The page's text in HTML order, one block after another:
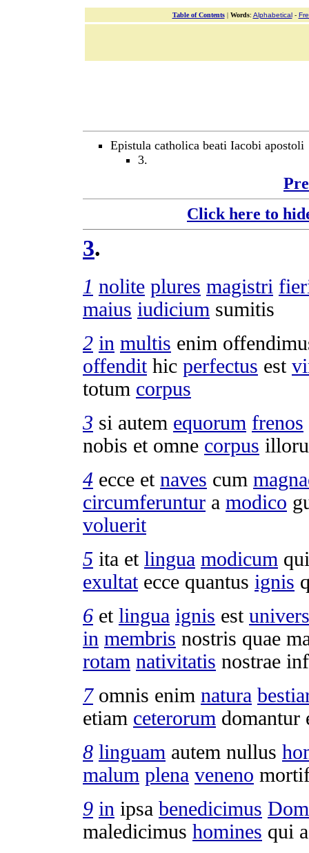
Table of Contents| Words: Alphabetical-
Epistula catholica beati Iacobi apostoli
3.
Click here to
3.
1 nolite plures magistri
maius iudicium sumitis
2 in multis enim
offendithic perfectus est
totum corpus
3 si autem equorum frenos
nobis et omne corpus
4 ecce et naves cum
circumferuntur a modico
voluerit
5 ita et lingua modicum
exultatecce quantus ignis
6 et lingua ignis est
in membris nostris quae
rotam nativitatis nostrae
7omnis enim natura
etiam ceterorum domantur
8 linguam autem nullus
malum plena veneno
9 in ipsa benedicimus
maledicimus homines qui